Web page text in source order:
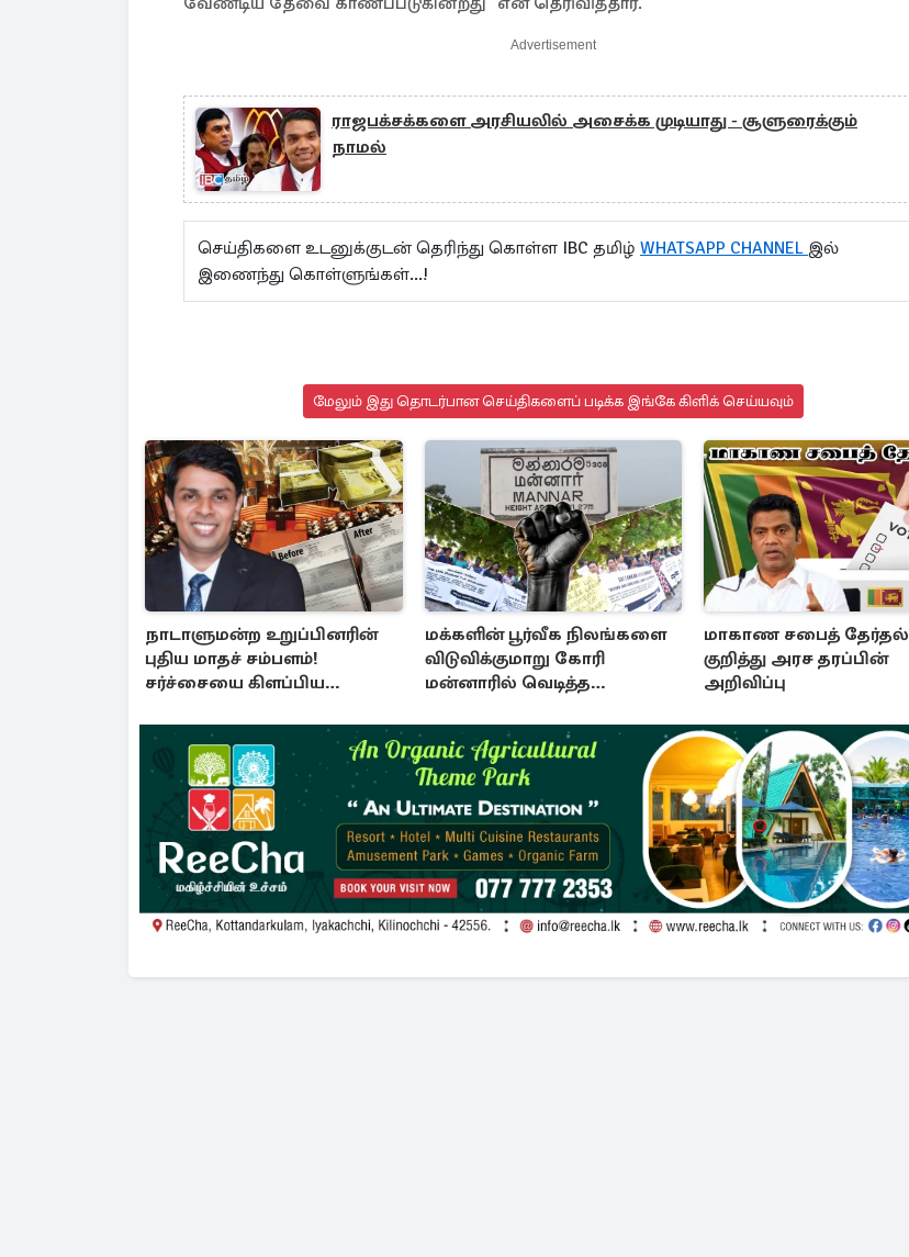
Advertisement
ராஜபக்சக்களை அரசியலில் அசைக்க முடியாது - சூளுரைக்கும்
நாமல்
செய்திகளை உடனுக்குடன் தெரிந்து கொள்ள IBC தமிழ் WHATSAPP CHANNEL இல்
இணைந்து கொள்ளுங்கள்...!
மேலும் இது தொடர்பான செய்திகளைப் படிக்க இங்கே கிளிக் செய்யவும்
நாடாளுமன்ற உறுப்பினரின்
புதிய மாதச் சம்பளம்!
சர்ச்சையை கிளப்பிய
மக்களின் பூர்வீக நிலங்களை
விடுவிக்குமாறு கோரி
மன்னாரில் வெடித்த
மாகாண சபைத் தேர்தல்
குறித்து அரச தரப்பின்
அறிவிப்பு